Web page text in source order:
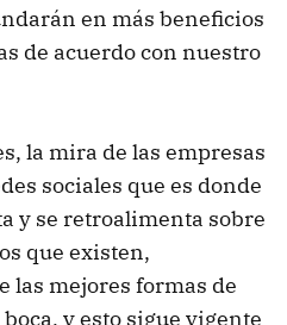
en más beneficios
de acuerdo con nuestro
la mira de las empresas
sociales que es donde
y se retroalimenta sobre
que existen,
las mejores formas de
y esto sigue vigente